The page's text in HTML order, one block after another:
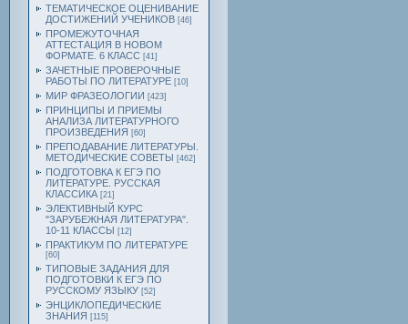
ТЕМАТИЧЕСКОЕ ОЦЕНИВАНИЕ
ДОСТИЖЕНИЙ УЧЕНИКОВ [46]
ПРОМЕЖУТОЧНАЯ
АТТЕСТАЦИЯ В НОВОМ
ФОРМАТЕ. 6 КЛАСС [41]
ЗАЧЕТНЫЕ ПРОВЕРОЧНЫЕ
РАБОТЫ ПО ЛИТЕРАТУРЕ [10]
МИР ФРАЗЕОЛОГИИ [423]
ПРИНЦИПЫ И ПРИЕМЫ
АНАЛИЗА ЛИТЕРАТУРНОГО
ПРОИЗВЕДЕНИЯ [60]
ПРЕПОДАВАНИЕ ЛИТЕРАТУРЫ.
МЕТОДИЧЕСКИЕ СОВЕТЫ [462]
ПОДГОТОВКА К ЕГЭ ПО
ЛИТЕРАТУРЕ. РУССКАЯ
КЛАССИКА [21]
ЭЛЕКТИВНЫЙ КУРС
"ЗАРУБЕЖНАЯ ЛИТЕРАТУРА".
10-11 КЛАССЫ [12]
ПРАКТИКУМ ПО ЛИТЕРАТУРЕ
[60]
ТИПОВЫЕ ЗАДАНИЯ ДЛЯ
ПОДГОТОВКИ К ЕГЭ ПО
РУССКОМУ ЯЗЫКУ [52]
ЭНЦИКЛОПЕДИЧЕСКИЕ
ЗНАНИЯ [115]